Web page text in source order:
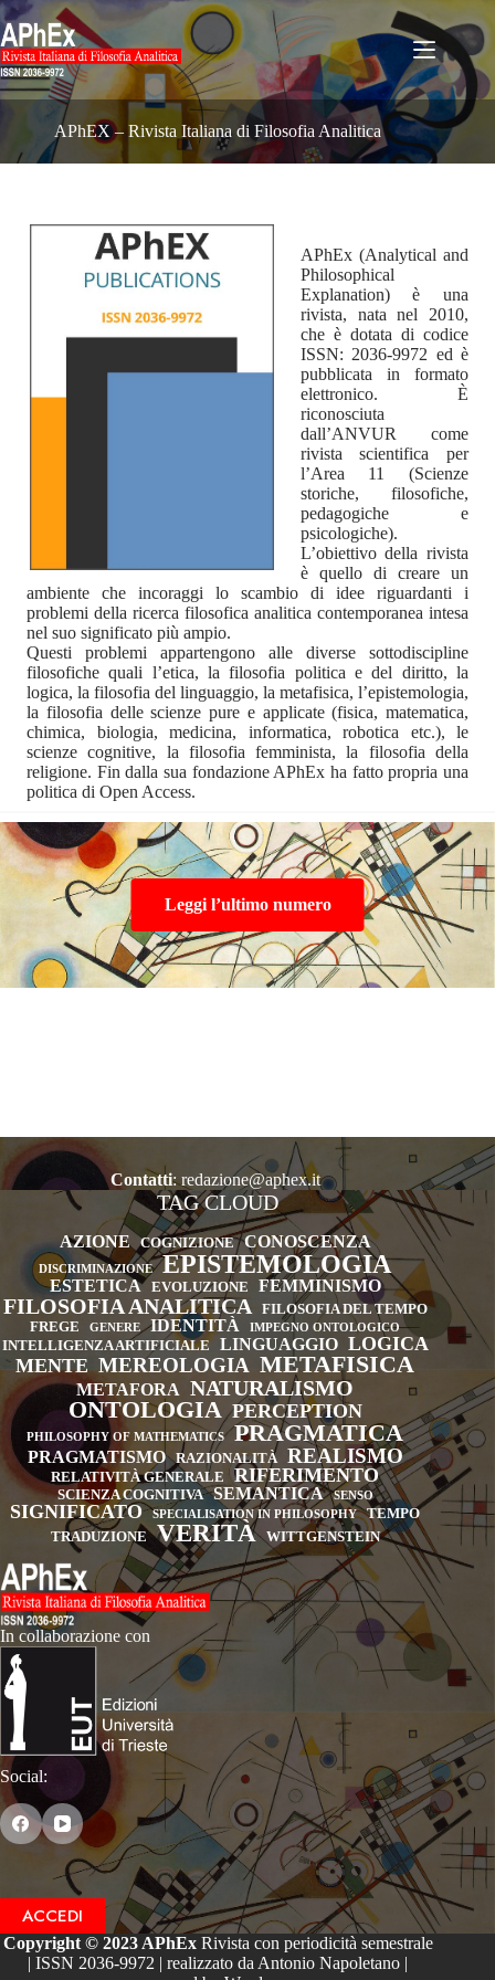
Salta
al
contenuto
APhEX – Rivista Italiana di Filosofia Analitica
APhEx (Analytical and
Philosophical
Explanation) è una
rivista, nata nel 2010,
che è dotata di codice
ISSN: 2036-9972 ed è
pubblicata in formato
elettronico. È
riconosciuta
dall’ANVUR come
rivista scientifica per
l’Area 11 (Scienze
storiche, filosofiche,
pedagogiche e
psicologiche).
L’obiettivo della rivista
è quello di creare un
ambiente che incoraggi lo scambio di idee riguardanti i
problemi della ricerca filosofica analitica contemporanea intesa
nel suo significato più ampio.
Questi problemi appartengono alle diverse sottodiscipline
filosofiche quali l’etica, la filosofia politica e del diritto, la
logica, la filosofia del linguaggio, la metafisica, l’epistemologia,
la filosofia delle scienze pure e applicate (fisica, matematica,
chimica, biologia, medicina, informatica, robotica etc.), le
scienze cognitive, la filosofia femminista, la filosofia della
religione. Fin dalla sua fondazione APhEx ha fatto propria una
politica di Open Access.
Leggi l’ultimo numero
Contatti:redazione@aphex.it
TAG CLOUD
AZIONE COGNIZIONE CONOSCENZA
DISCRIMINAZIONE EPISTEMOLOGIA
ESTETICA EVOLUZIONE FEMMINISMO
FILOSOFIA ANALITICA
FILOSOFIA DEL TEMPO
FREGE
GENERE IDENTITÀ IMPEGNO ONTOLOGICO
INTELLIGENZA ARTIFICIALE LINGUAGGIO LOGICA
MENTE MEREOLOGIA METAFISICA
METAFORA NATURALISMO
ONTOLOGIA PERCEPTION
PHILOSOPHY OF MATHEMATICS PRAGMATICA
PRAGMATISMO RAZIONALITÀ REALISMO
RELATIVITÀ GENERALE RIFERIMENTO
SCIENZA COGNITIVA SEMANTICA SENSO
SIGNIFICATO SPECIALISATION IN PHILOSOPHY
TEMPO
TRADUZIONE
VERITÀ WITTGENSTEIN
In collaborazione con
Social:
ACCEDI
Copyright © 2023 APhExRivista con periodicità semestrale
| ISSN 2036-9972 | realizzato da Antonio Napoletano |